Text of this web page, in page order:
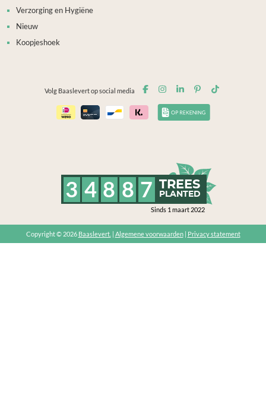
Verzorging en Hygiëne
Nieuw
Koopjeshoek
Volg Baaslevert op social media
3 4 8 8 7 TREES
PLANTED
Sinds 1 maart 2022
Copyright © 2026 Baaslevert. Algemene voorwaarden| Privacy statement